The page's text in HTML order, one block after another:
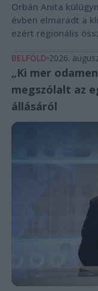
Orbán Anita
évben elmaradt a
ezért regionális
BELFÖLD 2026.
„Ki mer
megszólalt az
állásáról